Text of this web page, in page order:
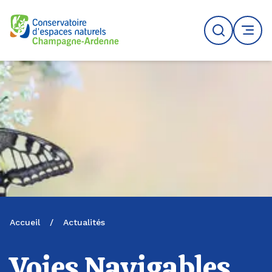
Logo du CENCA
Recherche
MENU
Accueil / Actualités